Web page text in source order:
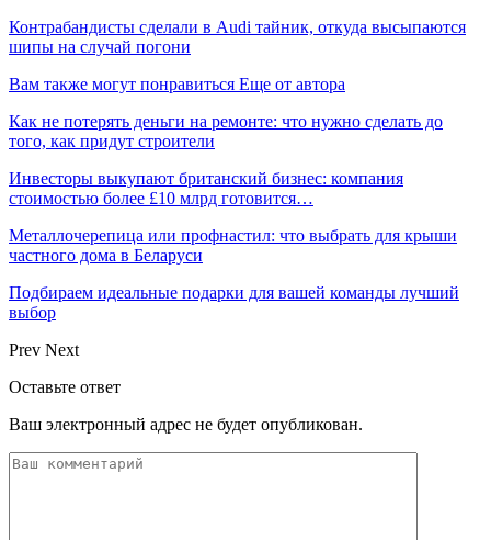
Контрабандисты сделали в Audi тайник, откуда высыпаются
шипы на случай погони
Вам также могут понравиться Еще от автора
Как не потерять деньги на ремонте: что нужно сделать до
того, как придут строители
Инвесторы выкупают британский бизнес: компания
стоимостью более £10 млрд готовится…
Металлочерепица или профнастил: что выбрать для крыши
частного дома в Беларуси
Подбираем идеальные подарки для вашей команды лучший
выбор
Prev Next
Оставьте ответ
Ваш электронный адрес не будет опубликован.